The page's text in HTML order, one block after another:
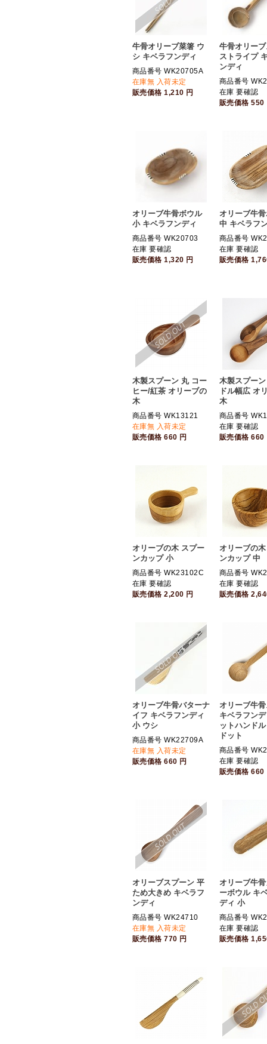
牛骨オリーブ菜箸 ウ
シ キベラフンディ
商品番号 WK20705A
在庫無 入荷未定
販売価格1,210 円
牛骨オリー
ストライプ
ンディ
商品番号
在庫 要確認
販売価格550
オリーブ牛骨ボウル
小 キベラフンディ
商品番号 WK20703
在庫 要確認
販売価格1,320 円
オリーブ牛
中 キベラフ
商品番号
在庫 要確認
販売価格
木製スプーン 丸 コー
ヒー/紅茶 オリーブの
木
商品番号 WK13121
在庫無 入荷未定
販売価格660 円
木製スプー
ドル幅広 オ
木
商品番号
在庫 要確認
販売価格660
オリーブの木 スプー
ンカップ 小
商品番号 WK23102C
在庫 要確認
販売価格2,200 円
オリーブの
ンカップ 中
商品番号
在庫 要確認
販売価格
オリーブ牛骨バターナ
イフ キベラフンディ
小 ウシ
商品番号 WK22709A
在庫無 入荷未定
販売価格660 円
オリーブ牛
キベラフン
ットハンド
ドット
商品番号
在庫 要確認
販売価格660
オリーブスプーン 平
ため大きめ キベラフ
ンディ
商品番号 WK24710
在庫無 入荷未定
販売価格770 円
オリーブ牛
ーボウル キ
ディ 小
商品番号
在庫 要確認
販売価格